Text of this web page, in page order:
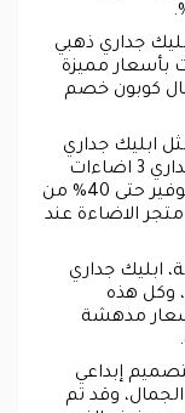
جداري ذهبي
بأسعار مميزة
كوبون خصم
ابليك جداري
ذهبي كريستال طربوش مفرد، ابليك جداري 3 اضاءات
مربع هلال، ابليك مجوز زيتي، ويمكنك توفير حتى 40% من
الاضاءة عند
ابليك جداري
وكل هذه
مدهشة
إبداعي
وقد تم